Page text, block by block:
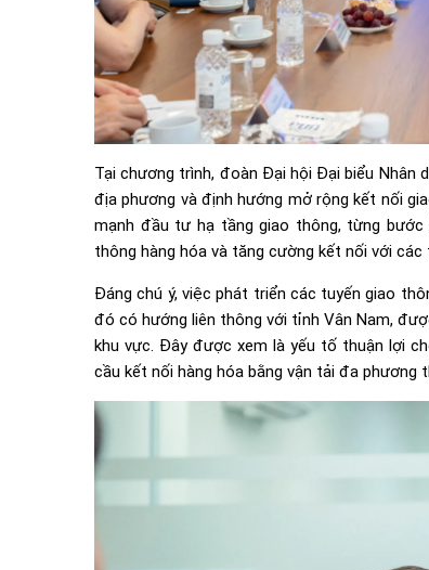
Tại chương trình, đoàn Đại hội Đại biểu Nhân
địa phương và định hướng mở rộng kết nối
mạnh đầu tư hạ tầng giao thông, từng
thông hàng hóa và tăng cường kết nối với
Đáng chú ý, việc phát triển các tuyến giao
đó có hướng liên thông với tỉnh Vân Nam,
khu vực. Đây được xem là yếu tố thuận lợi
cầu kết nối hàng hóa bằng vận tải đa phương